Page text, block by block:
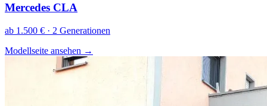
Mercedes CLA
ab 1.500 € · 2 Generationen
Modellseite ansehen →